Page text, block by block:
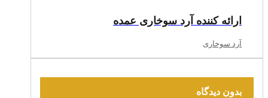
ارائه کننده آرد سوخاری عمده
آرد سوخاری
بدون دیدگاه